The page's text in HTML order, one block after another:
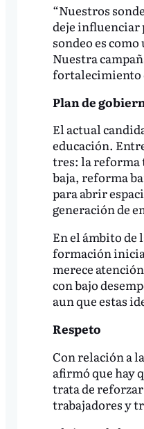
“Nuestros
deje influenciar
sondeo es
Nuestra
fortalecimiento
Plan de
El actual
educación.
tres: la reforma
baja, reforma
para abrir
generación de
En el ámbito de
formación
merece
con bajo
aun que estas
Respeto
Con relación a
afirmó que hay
trata de
trabajadores y